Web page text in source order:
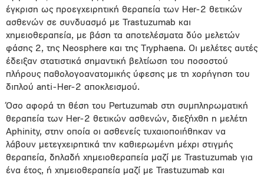
έγκριση ως προεγχειρητική θεραπεία των Her-2 θετικών
ασθενών σε συνδυασμό με Trastuzumab και
χημειοθεραπεία, με βάση τα αποτελέσματα δύο μελετών
φάσης 2, της Neosphere και της Tryphaena. Οι μελέτες αυτές
έδειξαν στατιστικά σημαντική βελτίωση του ποσοστού
πλήρους παθολογοανατομικής ύφεσης με τη χορήγηση του
διπλού anti-Her-2 αποκλεισμού.
Όσο αφορά τη θέση του Pertuzumab στη συμπληρωματική
θεραπεία των Her-2 θετικών ασθενών, διεξήχθη η μελέτη
Aphinity, στην οποία οι ασθενείς τυχαιοποιήθηκαν να
λάβουν μετεγχειρητικά την καθιερωμένη μέχρι στιγμής
θεραπεία, δηλαδή χημειοθεραπεία μαζί με Trastuzumab για
ένα έτος, ή χημειοθεραπεία μαζί με Trastuzumab και